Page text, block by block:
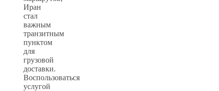
Иран
стал
важным
транзитным
пунктом
для
грузовой
доставки.
Воспользоваться
услугой